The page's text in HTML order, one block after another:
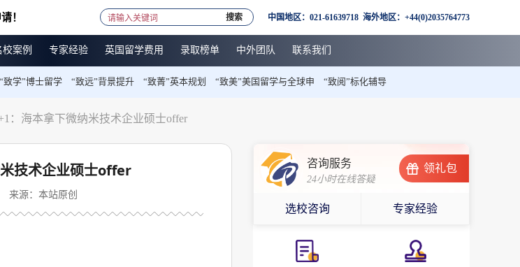
！ 中国地区：021-61639718 海外地区：+44(0)2035764773
搜索
校案例 专家经验 英国留学费用 录取榜单 中外团队 联系我们
“致学”博士留学 “致远”背景提升 “致菁”英本规划 “致美”美国留学与全球申 “致阅”标化辅导
：海本拿下微纳米技术企业硕士offer
技术企业硕士offer
来源：本站原创
咨询服务
24小时在线答疑
选校咨询 专家经验
领礼包